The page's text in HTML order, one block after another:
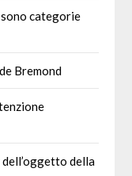
categorie
Bremond
della